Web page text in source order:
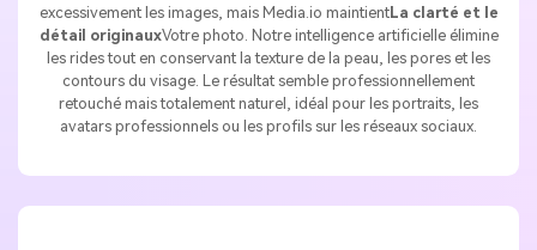
excessivement les images, mais Media.io maintientLa clarté et le
détail originauxVotre photo. Notre intelligence artificielle élimine
les rides tout en conservant la texture de la peau, les pores et les
contours du visage. Le résultat semble professionnellement
retouché mais totalement naturel, idéal pour les portraits, les
avatars professionnels ou les profils sur les réseaux sociaux.